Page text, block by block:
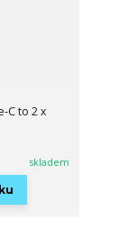
C to 2 x
skladem